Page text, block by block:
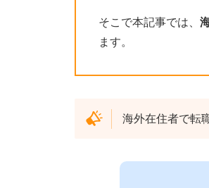
そこで本記事では、
ます。
海外在住者で転